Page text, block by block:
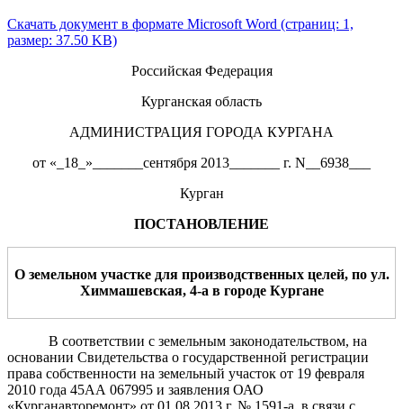
Скачать документ в формате Microsoft Word (страниц: 1,
размер: 37.50 KB)
Российская Федерация
Курганская область
АДМИНИСТРАЦИЯ ГОРОДА КУРГАНА
от «_18_»_______сентября 2013_______ г. N__6938___
Курган
ПОСТАНОВЛЕНИЕ
О земельномучастке для производственных целей, по ул.
Химмашевская, 4-а в городе Кургане
В соответствии с земельным законодательством, на
основании Свидетельства о государственной регистрации
права собственности на земельный участок от 19 февраля
2010 года 45АА 067995 и заявления ОАО
«Курганавторемонт» от 01.08.2013 г. № 1591-а, в связи с